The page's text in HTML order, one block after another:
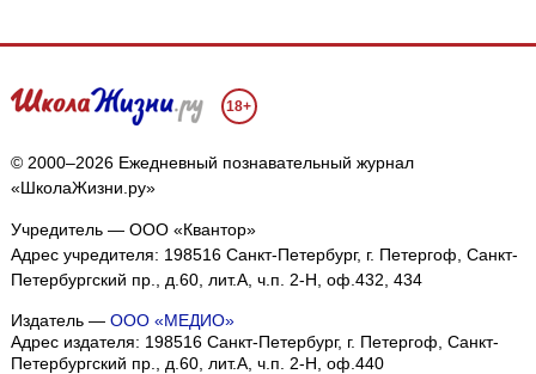
18+
© 2000–2026 Ежедневный познавательный журнал
«ШколаЖизни.ру»
Учредитель — ООО «Квантор»
Адрес учредителя: 198516 Санкт-Петербург, г. Петергоф, Санкт-
Петербургский пр., д.60, лит.А, ч.п. 2-Н, оф.432, 434
Издатель — ООО «МЕДИО»
Адрес издателя: 198516 Санкт-Петербург, г. Петергоф, Санкт-
Петербургский пр., д.60, лит.А, ч.п. 2-Н, оф.440